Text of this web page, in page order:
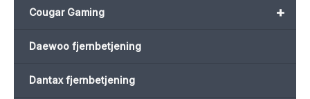
+
Cougar Gaming
Daewoo fjernbetjening
Dantax fjernbetjening